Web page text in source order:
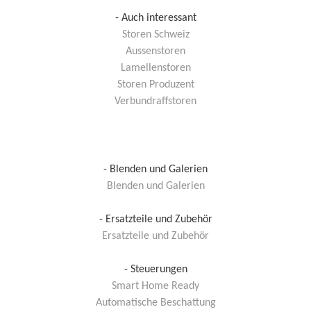
- Auch interessant
Storen Schweiz
Aussenstoren
Lamellenstoren
Storen Produzent
Verbundraffstoren
- Blenden und Galerien
Blenden und Galerien
- Ersatzteile und Zubehör
Ersatzteile und Zubehör
- Steuerungen
Smart Home Ready
Automatische Beschattung